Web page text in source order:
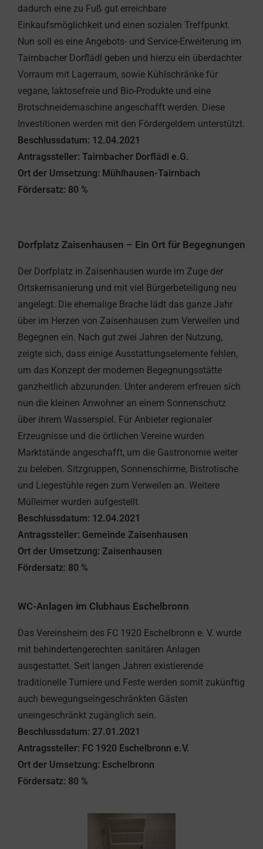
dadurch eine zu Fuß gut erreichbare
Einkaufsmöglichkeit und einen sozialen Treffpunkt.
Nun soll es eine Angebots- und Service-Erweiterung im
Tairnbacher Dorflädl geben und hierzu ein überdachter
Vorraum mit Lagerraum, sowie Kühlschränke für
vegane, laktosefreie und Bio-Produkte und eine
Brotschneidemaschine angeschafft werden. Diese
Investitionen werden mit den Fördergeldern unterstützt.
Beschlussdatum: 12.04.2021
Antragssteller: Tairnbacher Dorflädl e.G.
Ort der Umsetzung: Mühlhausen-Tairnbach
Fördersatz: 80 %
Dorfplatz Zaisenhausen – Ein Ort für Begegnungen
Der Dorfplatz in Zaisenhausen wurde im Zuge der
Ortskernsanierung und mit viel Bürgerbeteiligung neu
angelegt. Die ehemalige Brache lädt das ganze Jahr
über im Herzen von Zaisenhausen zum Verweilen und
Begegnen ein. Nach gut zwei Jahren der Nutzung,
zeigte sich, dass einige Ausstattungselemente fehlen,
um das Konzept der modernen Begegnungsstätte
ganzheitlich abzurunden. Unter anderem erfreuen sich
nun die kleinen Anwohner an einem Sonnenschutz
über ihrem Wasserspiel. Für Anbieter regionaler
Erzeugnisse und die örtlichen Vereine wurden
Marktstände angeschafft, um die Gastronomie weiter
zu beleben. Sitzgruppen, Sonnenschirme, Bistrotische
und Liegestühle regen zum Verweilen an. Weitere
Mülleimer wurden aufgestellt.
Beschlussdatum: 12.04.2021
Antragssteller: Gemeinde Zaisenhausen
Ort der Umsetzung: Zaisenhausen
Fördersatz: 80 %
WC-Anlagen im Clubhaus Eschelbronn
Das Vereinsheim des FC 1920 Eschelbronn e. V. wurde
mit behindertengerechten sanitären Anlagen
ausgestattet. Seit langen Jahren existierende
traditionelle Turniere und Feste werden somit zukünftig
auch bewegungseingeschränkten Gästen
uneingeschränkt zugänglich sein.
Beschlussdatum: 27.01.2021
Antragssteller: FC 1920 Eschelbronn e.V.
Ort der Umsetzung: Eschelbronn
Fördersatz: 80 %